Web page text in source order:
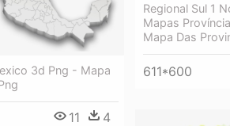
Regional Sul 1
Mapas
Mapa Das
611*600
3d Png - Mapa
11 4